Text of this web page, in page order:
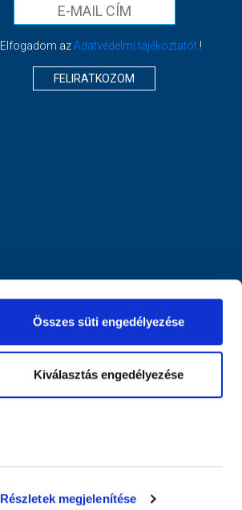
Részletek megjelenítése
Összes süti engedélyezése
Kiválasztás engedélyezése
Elfogadom azAdatvédelmi tájékoztatót !
FELIRATKOZOM